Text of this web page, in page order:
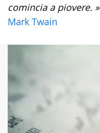
comincia a piovere. »
Mark Twain